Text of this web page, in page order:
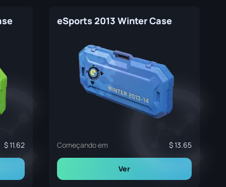
11.62
eSports 2013 Winter Case
Começando em 13.65
Ver